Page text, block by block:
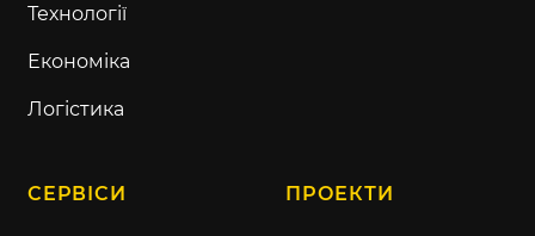
Технології
Економіка
Логістика
СЕРВІСИ ПРОЕКТИ